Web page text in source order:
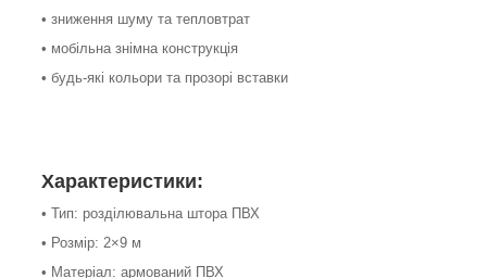
• зниження шуму та тепловтрат
• мобільна знімна конструкція
• будь-які кольори та прозорі вставки
Характеристики:
• Тип: розділювальна штора ПВХ
• Розмір: 2×9 м
• Матеріал: армований ПВХ